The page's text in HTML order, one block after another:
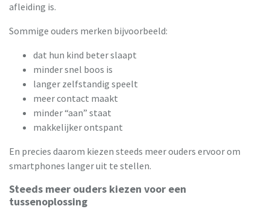
afleiding is.
Sommige ouders merken bijvoorbeeld:
dat hun kind beter slaapt
minder snel boos is
langer zelfstandig speelt
meer contact maakt
minder “aan” staat
makkelijker ontspant
En precies daarom kiezen steeds meer ouders ervoor om
smartphones langer uit te stellen.
Steeds meer ouders kiezen voor een
tussenoplossing